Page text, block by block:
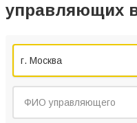
управляющих
г. Москва